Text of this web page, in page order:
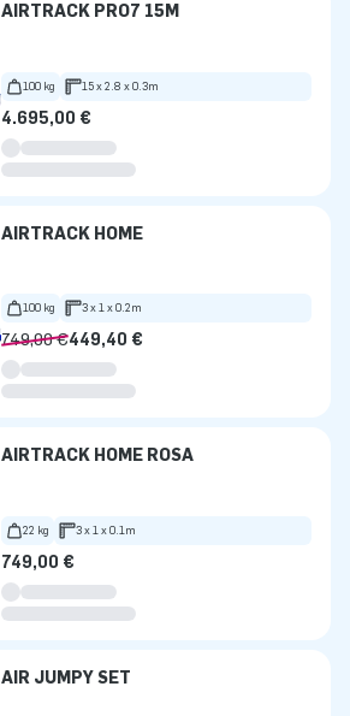
AIRTRACK PRO7 15M
100 kg 15 x 2.8 x 0.3m
4.695,00 €
AIRTRACK HOME
100 kg 3 x 1 x 0.2m
749,00 €449,40 €
AIRTRACK HOME ROSA
22 kg 3 x 1 x 0.1m
749,00 €
AIR JUMPY SET